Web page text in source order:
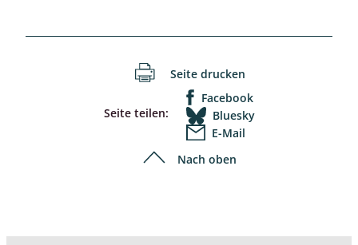
Seite drucken
Seite teilen:
Facebook
Bluesky
E-Mail
Nach oben